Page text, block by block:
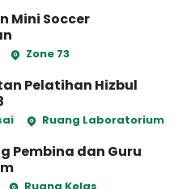
Mini Soccer
Zone 73
Pelatihan Hizbul
Ruang Laboratorium
Pembina dan Guru